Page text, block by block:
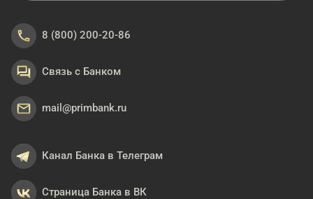
8 (800) 200-20-86
Связь с Банком
mail@primbank.ru
Канал Банка в Телеграм
Страница Банка в ВК